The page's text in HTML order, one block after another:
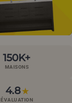
150K+
MAISONS
4.8★
ÉVALUATION